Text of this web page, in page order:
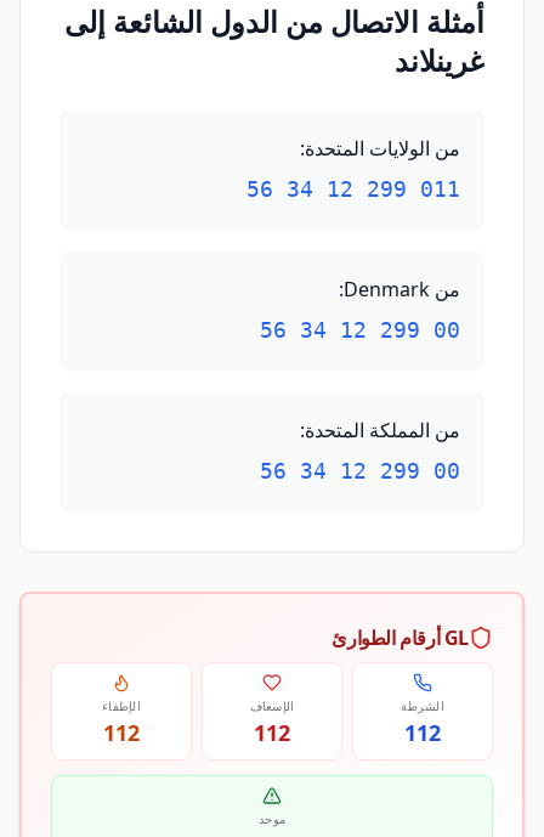
أمثلة الاتصال من الدول الشائعة إلى
غرينلاند
من الولايات المتحدة:
011 299 12 34 56
من Denmark :
00 299 12 34 56
من المملكة المتحدة:
00 299 12 34 56
GL أرقام الطوارئ
الشرطة
112
الإسعاف
112
الإطفاء
112
موحد